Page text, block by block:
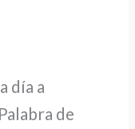
día a
de